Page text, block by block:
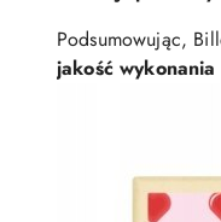
Podsumowując,
jakość